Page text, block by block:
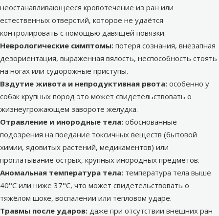
неостанавливающееся кровотечение из ран или
естественных отверстий, которое не удаётся
контролировать с помощью давящей повязки.
Неврологические симптомы: потеря сознания, внезапная
дезориентация, выраженная вялость, неспособность стоять
на ногах или судорожные приступы.
Вздутие живота и непродуктивная рвота: особенно у
собак крупных пород это может свидетельствовать о
жизнеугрожающем завороте желудка.
Отравление и инородные тела: обоснованные
подозрения на поедание токсичных веществ (бытовой
химии, ядовитых растений, медикаментов) или
проглатывание острых, крупных инородных предметов.
Аномальная температура тела: температура тела выше
40°C или ниже 37°C, что может свидетельствовать о
тяжёлом шоке, воспалении или тепловом ударе.
Травмы после ударов: даже при отсутствии внешних ран